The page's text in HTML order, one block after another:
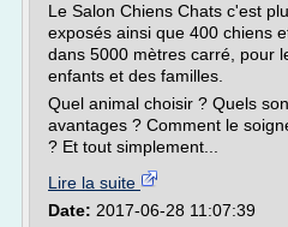
Le Salon Chiens Chats c'est
exposés ainsi que 400 chiens
dans 5000 mètres carré, pour
enfants et des familles.
Quel animal choisir ? Quels
avantages ? Comment le
? Et tout simplement...
Lire la suite
Date: 2017-06-28 11:07:39